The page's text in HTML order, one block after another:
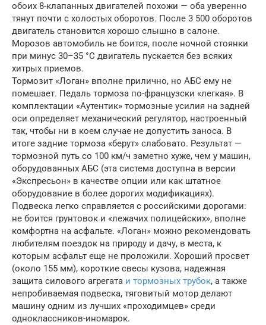
обоих 8-клапанных двигателей похожи — оба уверенно
тянут почти с холостых оборотов. После 3 500 оборотов
двигатель становится хорошо слышно в салоне.
Морозов автомобиль не боится, после ночной стоянки
при минус 30–35 °C двигатель пускается без всяких
хитрых приемов.
Тормозит «Логан» вполне прилично, но АБС ему не
помешает. Педаль тормоза по-французски «легкая». В
комплектации «Аутентик» тормозные усилия на задней
оси определяет механический регулятор, настроенный
так, чтобы ни в коем случае не допустить заноса. В
итоге задние тормоза «берут» слабовато. Результат —
тормозной путь со 100 км/ч заметно хуже, чем у машин,
оборудованных АБС (эта система доступна в версии
«Экспресьон» в качестве опции или как штатное
оборудование в более дорогих модификациях).
Подвеска легко справляется с российскими дорогами:
не боится грунтовок и «лежачих полицейских», вполне
комфортна на асфальте. «Логан» можно рекомендовать
любителям поездок на природу и дачу, в места, к
которым асфальт еще не проложили. Хороший просвет
(около 155 мм), короткие свесы кузова, надежная
защита силового агрегата и тормозных трубок, а также
непробиваемая подвеска, тяговитый мотор делают
машину одним из лучших «проходимцев» среди
одноклассников-иномарок.